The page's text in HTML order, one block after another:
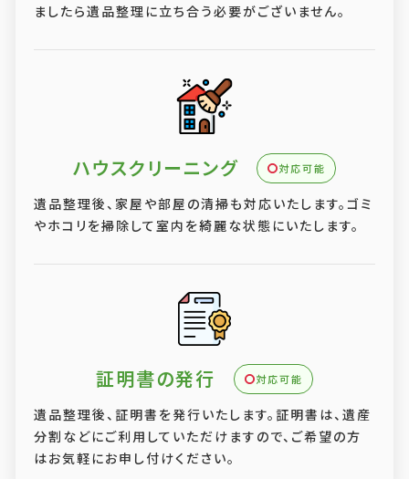
ましたら遺品整理に立ち合う必要がございません。
ハウスクリーニング 対応可能
遺品整理後、家屋や部屋の清掃も対応いたします。ゴミ
やホコリを掃除して室内を綺麗な状態にいたします。
証明書の発行 対応可能
遺品整理後、証明書を発行いたします。証明書は、遺産
分割などにご利用していただけますので、ご希望の方
はお気軽にお申し付けください。